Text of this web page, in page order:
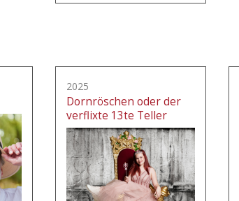
2025
Dornröschen oder der
verflixte 13te Teller